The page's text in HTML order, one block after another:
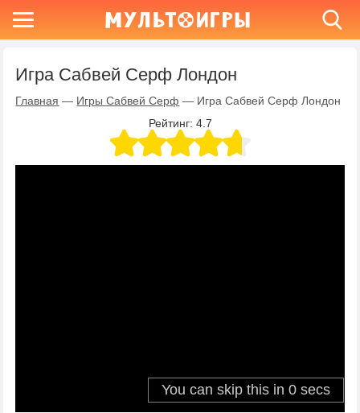
Игра Сабвей Серф Лондон
Главная — Игры Сабвей Серф — Игра Сабвей Серф Лондон
Рейтинг: 4.7